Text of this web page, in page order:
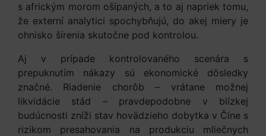
s africkým morom ošípaných, a to aj napriek tomu,
že externí analytici spochybňujú, do akej miery je
ohnisko šírenia skutočne pod kontrolou.
Aj v prípade kontrolovaného scenára s
prepuknutím nákazy sú ekonomické dôsledky
značné. Riadenie chorôb – vrátane možnej
likvidácie stád – pravdepodobne v blízkej
budúcnosti zníži stav hovädzieho dobytka v Číne s
rizikom presahovania na produkciu mliečnych